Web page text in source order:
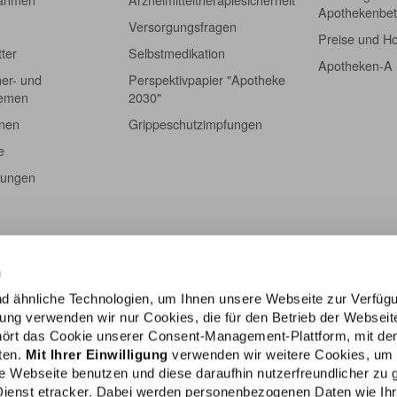
ähnliche Technologien, um Ihnen unsere Webseite zur
verwenden wir nur Cookies, die für den Betrieb der
das Cookie unserer Consent-Management-Plattform, mit
Mit Ihrer Einwilligung verwenden wir weitere Cookies, um
Webseite benutzen und diese daraufhin nutzerfreundlicher zu
etracker. Dabei werden personenbezogenen Daten wie
und
Versorgungsfragen
Selbstmedikation
Perspektivpapier "Apotheke
2030"
Grippeschutzimpfungen
Preise und
Apotheken-A